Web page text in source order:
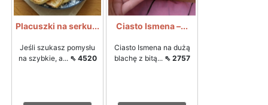
Placuszki na serku...
Jeśli szukasz pomysłu
na szybkie, a... ⇖ 4520
Ciasto Ismena –...
Ciasto Ismena na dużą
blachę z bitą... ⇖ 2757